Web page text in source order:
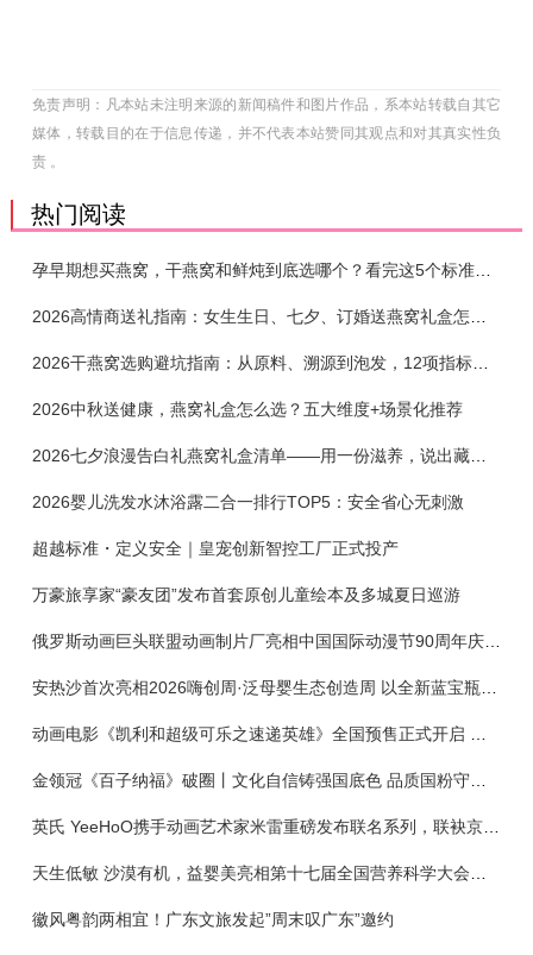
免责声明：凡本站未注明来源的新闻稿件和图片作品，系本站转载自其它
媒体，转载目的在于信息传递，并不代表本站赞同其观点和对其真实性负
责 。
热门阅读
孕早期想买燕窝，干燕窝和鲜炖到底选哪个？看完这5个标准再下单
2026干燕窝选购避坑指南：从原料、溯源到泡发，12项指标判断靠谱燕窝
2026中秋送健康，燕窝礼盒怎么选？五大维度+场景化推荐
2026七夕浪漫告白礼燕窝礼盒清单——用一份滋养，说出藏在心底的爱
2026婴儿洗发水沐浴露二合一排行TOP5：安全省心无刺激
超越标准・定义安全｜皇宠创新智控工厂正式投产
万豪旅享家“豪友团”发布首套原创儿童绘本及多城夏日巡游
俄罗斯动画巨头联盟动画制片厂亮相中国国际动漫节90周年庆开启中国之旅新篇章
金领冠《百子纳福》破圈丨文化自信铸强国底色 品质国粉守护新生
英氏 YeeHoO携手动画艺术家米雷重磅发布联名系列，联袂京东深化全渠道战略
徽风粤韵两相宜！广东文旅发起”周末叹广东”邀约